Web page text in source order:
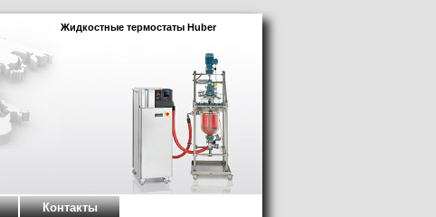
Жидкостные термостаты Huber
Контакты